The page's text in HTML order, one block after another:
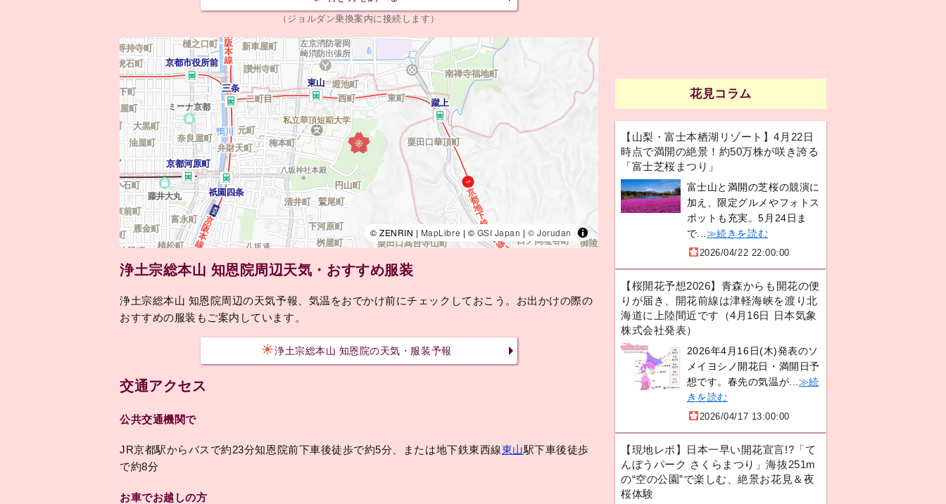
（ジョルダン乗換案内に接続します）
© ZENRIN | MapLibre | © GSI Japan |© Jorudan
浄土宗総本山 知恩院周辺天気・おすすめ服装
浄土宗総本山 知恩院周辺の天気予報、気温をおでかけ前にチェックしておこう。お出かけの際の
おすすめの服装もご案内しています。
浄土宗総本山 知恩院の天気・服装予報
交通アクセス
公共交通機関で
JR京都駅からバスで約23分知恩院前下車後徒歩で約5分、または地下鉄東西線東山駅下車後徒歩
で約8分
お車でお越しの方
花見コラム
【山梨・富士本栖湖リゾート】4月22日
時点で満開の絶景！約50万株が咲き誇る
「富士芝桜まつり」
富士山と満開の芝桜の競演に
加え、限定グルメやフォトス
ポットも充実。5月24日ま
で... ≫続きを読む
2026/04/22 22:00:00
【桜開花予想2026】青森からも開花の便
りが届き、開花前線は津軽海峡を渡り北
海道に上陸間近です（4月16日 日本気象
株式会社発表）
2026年4月16日(木)発表のソ
メイヨシノ開花日・満開日予
想です。春先の気温が... ≫続
きを読む
2026/04/17 13:00:00
【現地レポ】日本一早い開花宣言!?「て
んぼうパーク さくらまつり」海抜251m
の“空の公園”で楽しむ、絶景お花見＆夜
桜体験